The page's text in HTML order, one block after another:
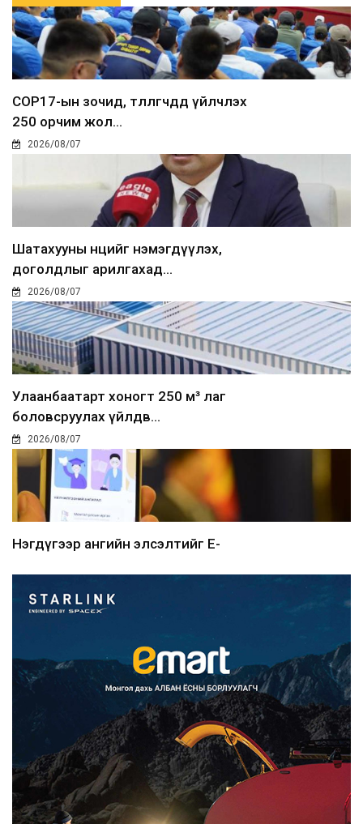
COP17-ын зочид, төлөөлөгчдөд үйлчлэх
250 орчим жол...
2026/08/07
Шатахууны нөөцийг нэмэгдүүлэх,
доголдлыг арилгахад...
2026/08/07
Улаанбаатарт хоногт 250 м³ лаг
боловсруулах үйлдв...
2026/08/07
Нэгдүгээр ангийн элсэлтийг E-
Францад иргэд рүү зөвшөөрөлгүй
сурталчилгааны дууд...
2026/08/07